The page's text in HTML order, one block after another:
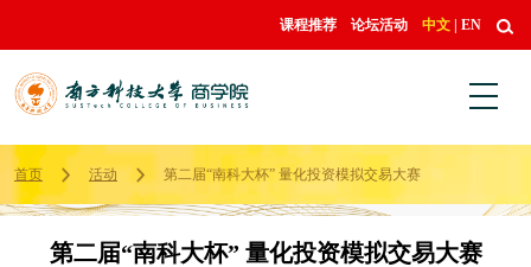
课程推荐 论坛活动 中文 EN
首页 活动 第二届“南科大杯” 量化投资模拟交易大赛
第二届“南科大杯” 量化投资模拟交易大赛